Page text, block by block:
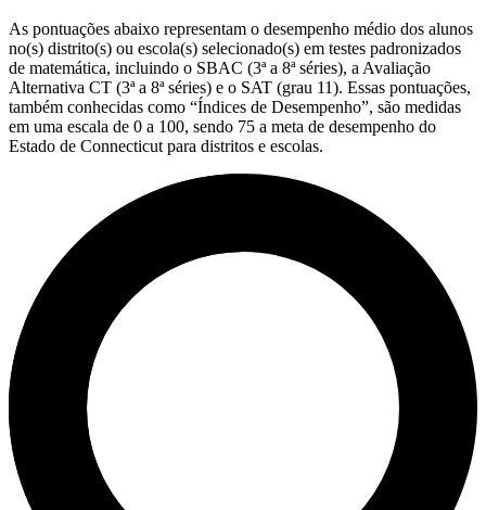
As pontuações abaixo representam o desempenho médio dos alunos
no(s) distrito(s) ou escola(s) selecionado(s) em testes padronizados
de matemática, incluindo o SBAC (3ª a 8ª séries), a Avaliação
Alternativa CT (3ª a 8ª séries) e o SAT (grau 11). Essas pontuações,
também conhecidas como “Índices de Desempenho”, são medidas
em uma escala de 0 a 100, sendo 75 a meta de desempenho do
Estado de Connecticut para distritos e escolas.